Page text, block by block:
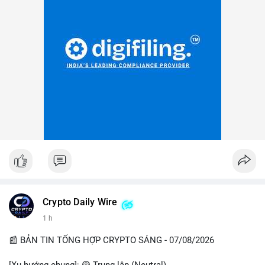
Crypto Daily Wire
1 h
📰 BẢN TIN TỔNG HỢP CRYPTO SÁNG - 07/08/2026